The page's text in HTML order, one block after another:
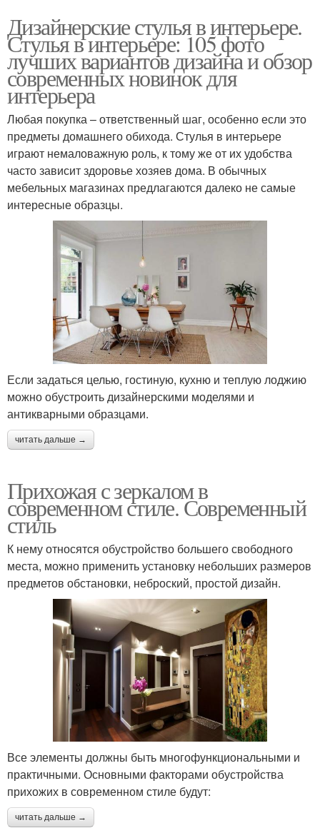
Дизайнерские стулья в интерьере.
Стулья в интерьере: 105 фото
лучших вариантов дизайна и обзор
современных новинок для
интерьера
Любая покупка – ответственный шаг, особенно если это
предметы домашнего обихода. Стулья в интерьере
играют немаловажную роль, к тому же от их удобства
часто зависит здоровье хозяев дома. В обычных
мебельных магазинах предлагаются далеко не самые
интересные образцы.
Если задаться целью, гостиную, кухню и теплую лоджию
можно обустроить дизайнерскими моделями и
антикварными образцами.
читать дальше →
Прихожая с зеркалом в
современном стиле. Современный
стиль
К нему относятся обустройство большего свободного
места, можно применить установку небольших размеров
предметов обстановки, неброский, простой дизайн.
Все элементы должны быть многофункциональными и
практичными. Основными факторами обустройства
прихожих в современном стиле будут:
читать дальше →